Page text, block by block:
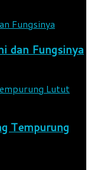
dan Fungsinya
Tempurung